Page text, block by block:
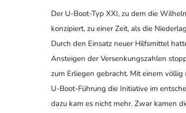
Der U-Boot-Typ XXI, zu dem die
konzipiert, zu einer Zeit, als die
Durch den Einsatz neuer Hilfsmittel
Ansteigen der Versenkungszahlen
zum Erliegen gebracht. Mit einem
U-Boot-Führung die Initiative im
dazu kam es nicht mehr. Zwar kamen